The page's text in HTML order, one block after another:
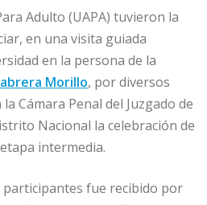
e
n
g
e
r
p
ar
ti
r
Adulto (UAPA) tuvieron la
en una visita guiada
en la persona de la
Morillo, por diversos
Cámara Penal del Juzgado de
Nacional la celebración de
intermedia.
fue recibido por